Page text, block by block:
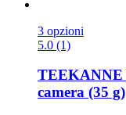
3 opzioni
5.0 (1)
TEEKANNE
camera (35 g)